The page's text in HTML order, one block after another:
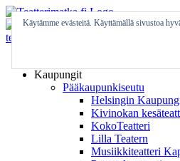
Skip
to
content
Kaupungit
Pääkaupunkiseutu
Helsingin
Kivinokan
KokoTeatteri
Lilla Teatern
Musiikkiteatteri
Käytämme evästeitä. Käyttämällä sivustoa